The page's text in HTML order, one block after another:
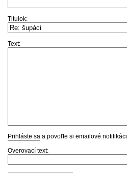
Titulok:
Text:
Prihláste sa a povoľte si emailové
Overovací text: